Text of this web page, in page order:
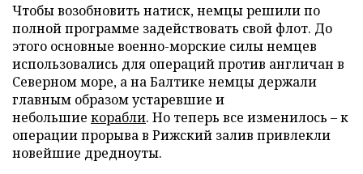
Чтобы возобновить натиск, немцы решили по
полной программе задействовать свой флот. До
этого основные военно-морские силы немцев
использовались для операций против англичан в
Северном море, а на Балтике немцы держали
главным образом устаревшие и
небольшие корабли. Но теперь все изменилось – к
операции прорыва в Рижский залив привлекли
новейшие дредноуты.